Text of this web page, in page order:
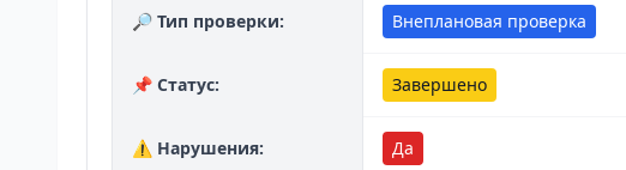
🔎 Тип проверки: Внеплановая проверка
📌 Статус: Завершено
⚠️ Нарушения: Да